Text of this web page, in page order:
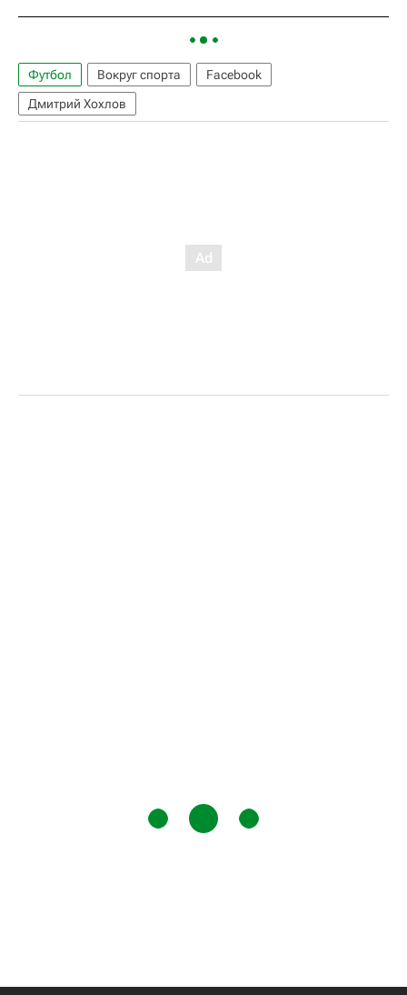
Футбол Вокруг спорта
Facebook
Дмитрий Хохлов